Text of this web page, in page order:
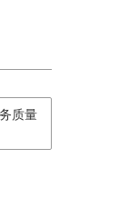
质量